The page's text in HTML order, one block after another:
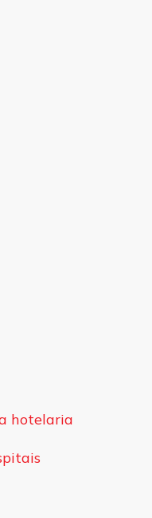
hotelaria